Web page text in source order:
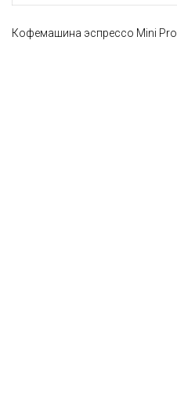
Кофемашина эспрессо Mini Pro